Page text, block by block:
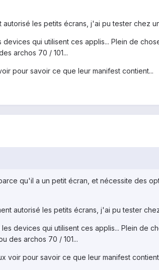
les petits écrans, j'ai pu tester chez
qui utilisent ces applis... Plein de
archos 70 / 101...
pour savoir ce que leur manifest contient...
qu'il a un petit écran, et nécessite des
autorisé les petits écrans, j'ai pu tester
devices qui utilisent ces applis... Plein de
des archos 70 / 101...
voir pour savoir ce que leur manifest